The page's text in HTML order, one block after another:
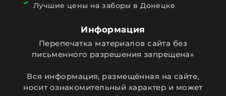
Лучшие цены на заборы в Донецке
Информация
Перепечатка материалов сайта без
письменного разрешения запрещена»
Вся информация, размещённая на сайте,
носит ознакомительный характер и может